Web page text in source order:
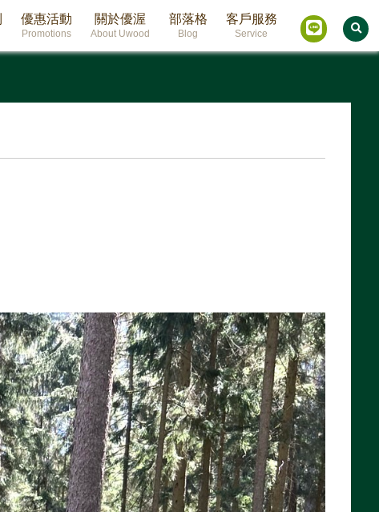
優惠活動
Promotions
關於優渥
About Uwood
部落格
Blog
客戶服務
Service